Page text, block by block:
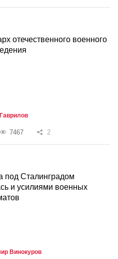
отечественного военного
7467 2
под Сталинградом
и усилиями военных
Винокуров